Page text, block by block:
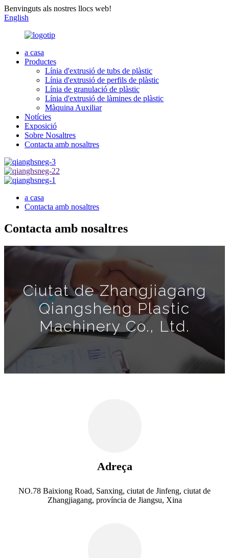
Benvinguts als nostres llocs web!
English
a casa
Productes
Línia d'extrusió de tubs de plàstic
Línia d'extrusió de perfils de plàstic
Línia de granulació de plàstic
Línia d'extrusió de làmines de plàstic
Màquina Auxiliar
Notícies
Exposició
Sobre Nosaltres
Contacta amb nosaltres
a casa
Contacta amb nosaltres
Contacta amb nosaltres
Ciutat de Zhangjiagang
Qiangsheng Plastic
Machinery Co., Ltd.
Adreça
NO.78 Baixiong Road, Sanxing, ciutat de Jinfeng, ciutat de
Zhangjiagang, província de Jiangsu, Xina